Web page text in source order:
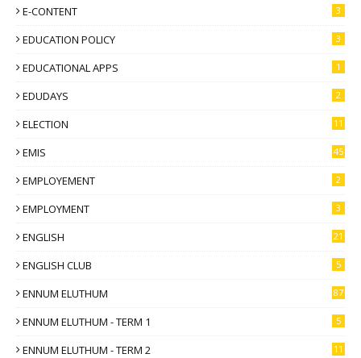
E-CONTENT 3
EDUCATION POLICY 3
EDUCATIONAL APPS 1
EDUDAYS 2
ELECTION 11
EMIS 45
EMPLOYEMENT 2
EMPLOYMENT 3
ENGLISH 21
ENGLISH CLUB 5
ENNUM ELUTHUM 87
ENNUM ELUTHUM - TERM 1 5
ENNUM ELUTHUM - TERM 2 11